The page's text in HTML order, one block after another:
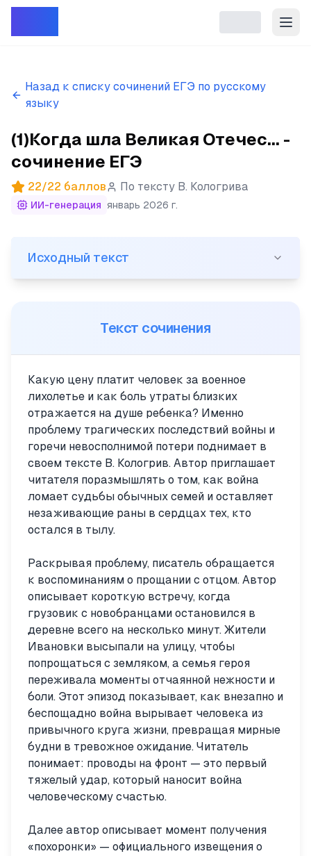
Назад к списку сочинений ЕГЭ по русскому
языку
(1)Когда шла Великая Отечес... -
сочинение ЕГЭ
22/22 баллов По тексту В. Кологрива
ИИ-генерация январь 2026 г.
(1)Когда шла Великая Отечественная война, мою
Исходный текст
Текст сочинения
Какую цену платит человек за военное
лихолетье и как боль утраты близких
отражается на душе ребенка? Именно
проблему трагических последствий войны и
горечи невосполнимой потери поднимает в
своем тексте В. Кологрив. Автор приглашает
читателя поразмышлять о том, как война
ломает судьбы обычных семей и оставляет
незаживающие раны в сердцах тех, кто
остался в тылу.
Раскрывая проблему, писатель обращается
к воспоминаниям о прощании с отцом. Автор
описывает короткую встречу, когда
грузовик с новобранцами остановился в
деревне всего на несколько минут. Жители
Ивановки высыпали на улицу, чтобы
попрощаться с земляком, а семья героя
переживала моменты отчаянной нежности и
боли. Этот эпизод показывает, как внезапно и
беспощадно война вырывает человека из
привычного круга жизни, превращая мирные
будни в тревожное ожидание. Читатель
понимает: проводы на фронт — это первый
тяжелый удар, который наносит война
человеческому счастью.
Далее автор описывает момент получения
«похоронки» — официального извещения о